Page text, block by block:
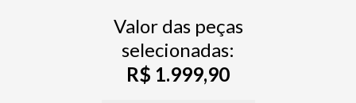
Valor das peças
selecionadas:
R$ 1.999,90